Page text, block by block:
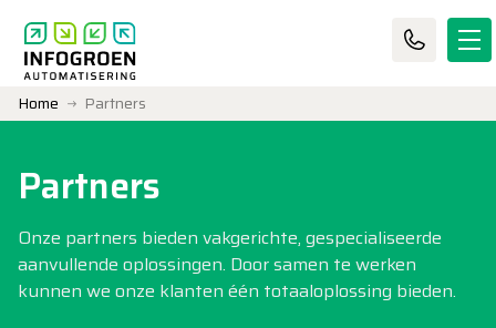
Home Partners
Partners
Onze partners bieden vakgerichte, gespecialiseerde
aanvullende oplossingen. Door samen te werken
kunnen we onze klanten één totaaloplossing bieden.